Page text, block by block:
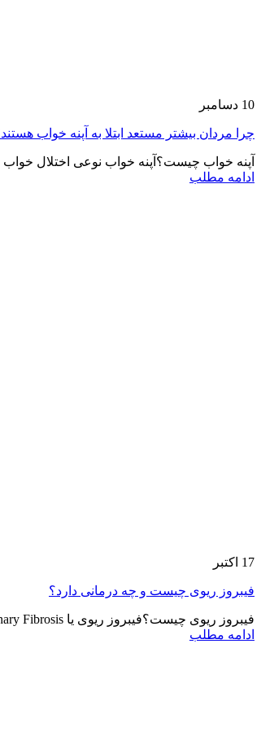
10 دسامبر
چرا مردان بیشتر مستعد ابتلا به آپنه خواب
آپنه خواب چیست؟آپنه خواب نوعی اختلال
ادامه مطلب
17 اکتبر
فیبروز ریوی چیست و چه درمانی دارد؟
فیبروز ریوی چیست؟فیبروز ریوی یا Pulmonary Fibrosis یک بیماری مزمن ریوی است که در بافت همبند ریه اتفا...
ادامه مطلب